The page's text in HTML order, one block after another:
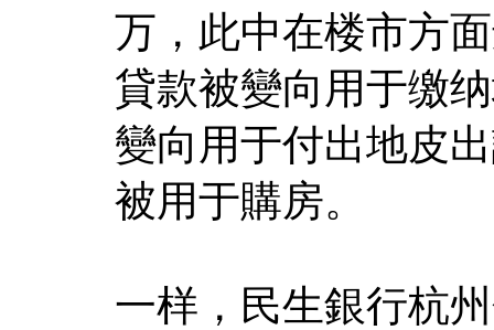
万，此中在楼市方
貸款被變向用于缴
變向用于付出地皮
被用于購房。
一样，民生銀行杭